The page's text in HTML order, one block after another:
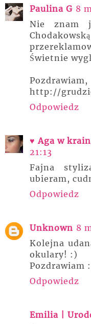
Paulina G 8
Nie znam
Świetnie
Pozdrawiam,
http://
Odpowiedz
♥ Aga w
21:13
Fajna
ubieram,
Odpowiedz
Unknown 8
Kolejna
okulary! :)
Pozdrawiam
Odpowiedz
Emilia |